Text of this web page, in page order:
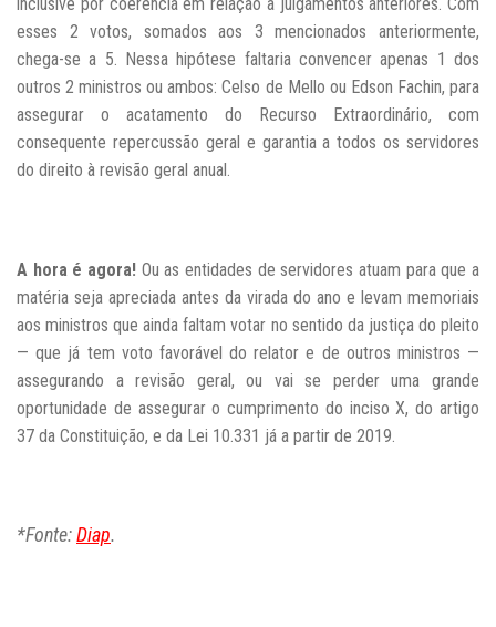
esses 2 votos, somados aos 3 mencionados anteriormente,
chega-se a 5. Nessa hipótese faltaria convencer apenas 1 dos
outros 2 ministros ou ambos: Celso de Mello ou Edson Fachin, para
assegurar o acatamento do Recurso Extraordinário, com
consequente repercussão geral e garantia a todos os servidores
do direito à revisão geral anual.
A hora é agora! Ou as entidades de servidores atuam para que a
matéria seja apreciada antes da virada do ano e levam memoriais
aos ministros que ainda faltam votar no sentido da justiça do pleito
— que já tem voto favorável do relator e de outros ministros —
assegurando a revisão geral, ou vai se perder uma grande
oportunidade de assegurar o cumprimento do inciso X, do artigo
37 da Constituição, e da Lei 10.331 já a partir de 2019.
*Fonte:Diap.